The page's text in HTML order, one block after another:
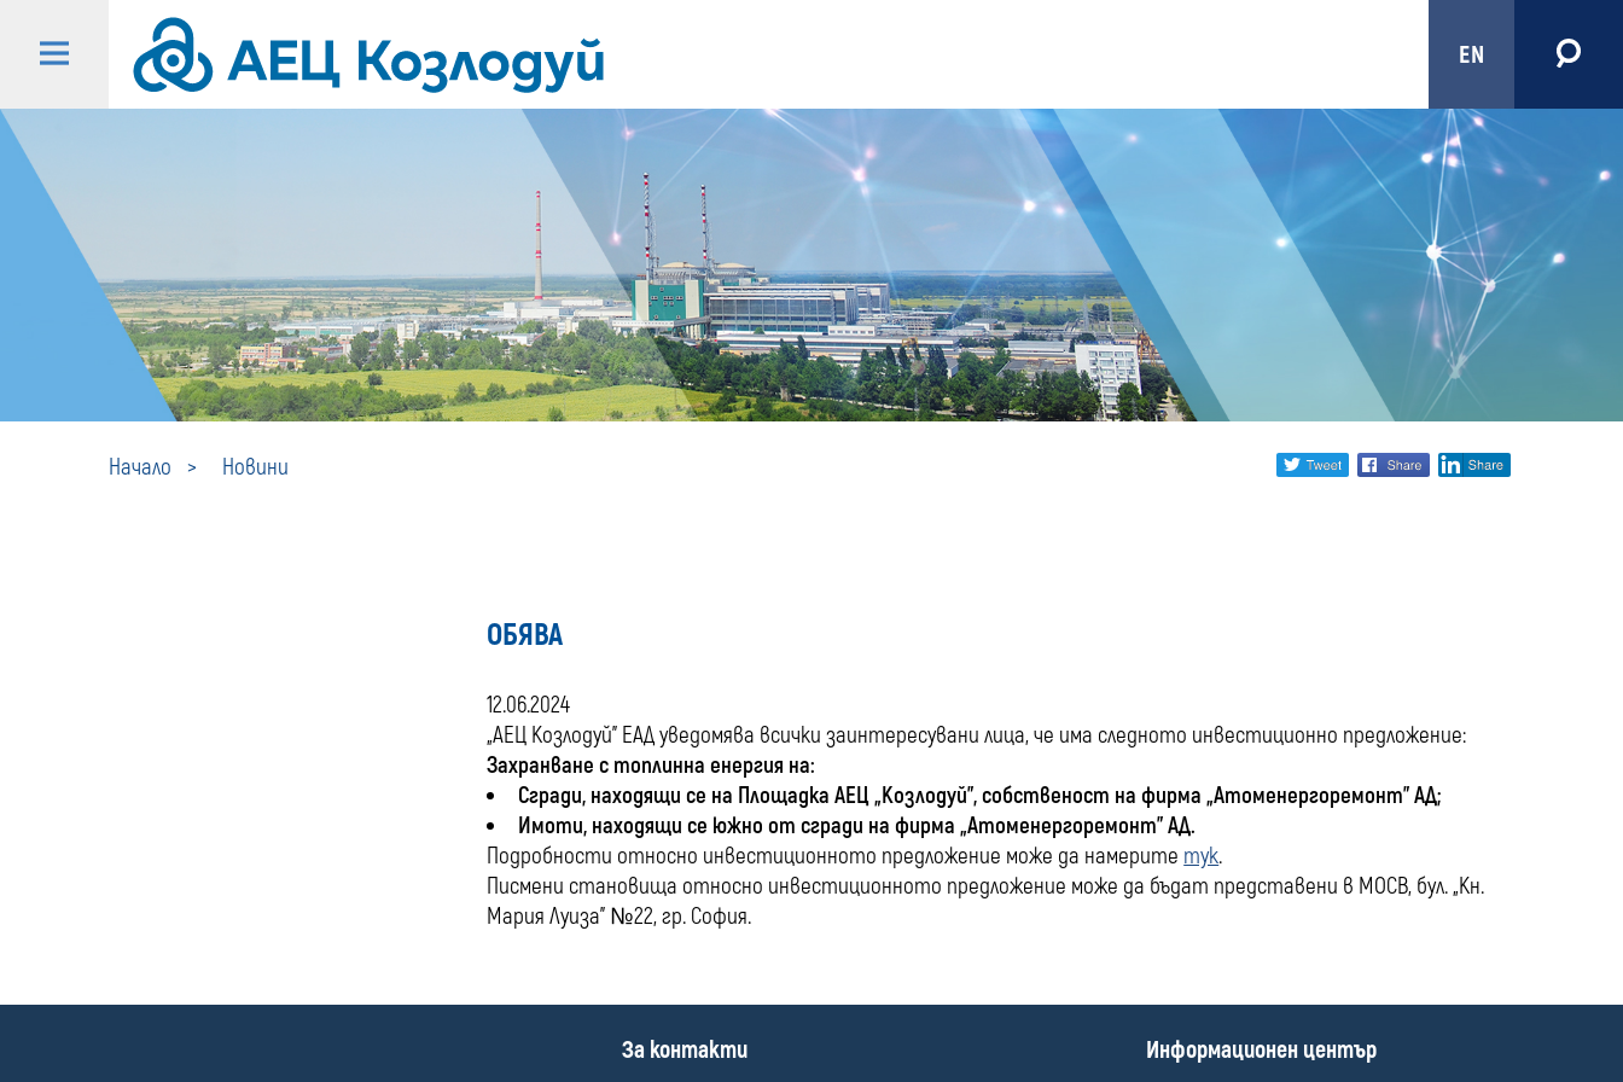
EN
Начало Новини
Share
twitter facebook
ОБЯВА
12.06.2024
„АЕЦ Козлодуй” ЕАД уведомява всички заинтересувани лица, че има следното инвестиционно предложение:
Захранване с топлинна енергия на:
Сгради, находящи се на Площадка АЕЦ „Козлодуй”, собственост на фирма „Атоменергоремонт” АД;
Имоти, находящи се южно от сгради на фирма „Атоменергоремонт” АД.
Подробности относно инвестиционното предложение може да намерите тук.
Писмени становища относно инвестиционното предложение може да бъдат представени в МОСВ, бул. „Кн.
Мария Луиза” №22, гр. София.
П
За контакти
П
Информационен център